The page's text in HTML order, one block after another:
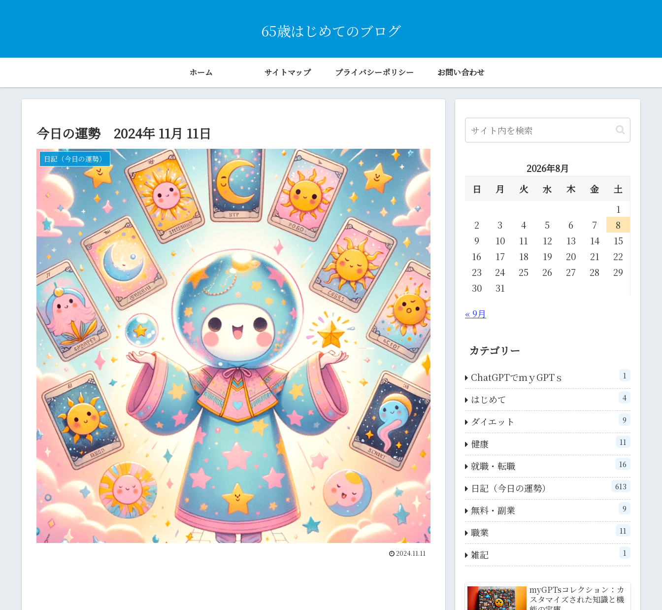
65歳はじめてのブログ
ホーム サイトマップ プライバシーポリシー お問い合わせ
今日の運勢 2024年 11月 11日
日記（今日の運勢）
2024.11.11
2026年8月
日
月 火 水 木 金
土
1
2
3 4 5 6 7
8
9
10 11 12 13 14
15
16
17 18 19 20 21
22
23
24 25 26 27 28
29
30
31
« 9月
カテゴリー
ChatGPTでｍｙGPTｓ 1
はじめて 4
ダイエット 9
健康 11
就職・転職 16
日記（今日の運勢） 613
無料・副業 9
職業 11
雑記 1
myGPTsコレクション：カ
スタマイズされた知識と機